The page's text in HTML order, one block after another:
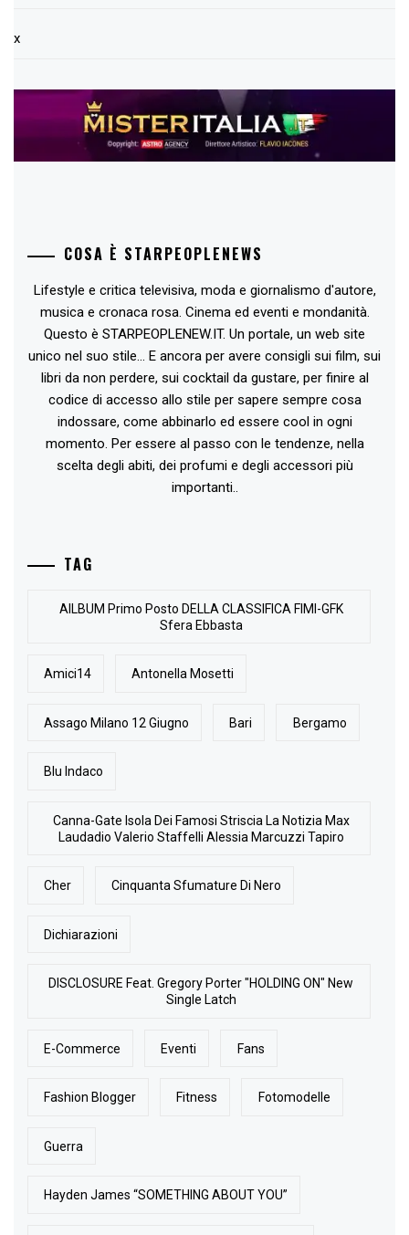
x
COSA È STARPEOPLENEWS
Lifestyle e critica televisiva, moda e giornalismo d'autore,
musica e cronaca rosa. Cinema ed eventi e mondanità.
Questo è STARPEOPLENEW.IT. Un portale, un web site
unico nel suo stile... E ancora per avere consigli sui film, sui
libri da non perdere, sui cocktail da gustare, per finire al
codice di accesso allo stile per sapere sempre cosa
indossare, come abbinarlo ed essere cool in ogni
momento. Per essere al passo con le tendenze, nella
scelta degli abiti, dei profumi e degli accessori più
importanti..
TAG
AlLBUM Primo Posto DELLA CLASSIFICA FIMI-GFK
Sfera Ebbasta
Amici14 Antonella Mosetti
Assago Milano 12 Giugno Bari Bergamo
Blu Indaco
Canna-Gate Isola Dei Famosi Striscia La Notizia Max
Laudadio Valerio Staffelli Alessia Marcuzzi Tapiro
Cher Cinquanta Sfumature Di Nero
Dichiarazioni
DISCLOSURE Feat. Gregory Porter "HOLDING ON" New
Single Latch
E-Commerce Eventi Fans
Fashion Blogger Fitness Fotomodelle
Guerra
Hayden James “SOMETHING ABOUT YOU”